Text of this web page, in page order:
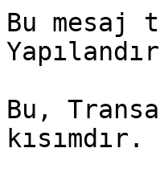
Bu mesaj
Bu,
kısımdır.